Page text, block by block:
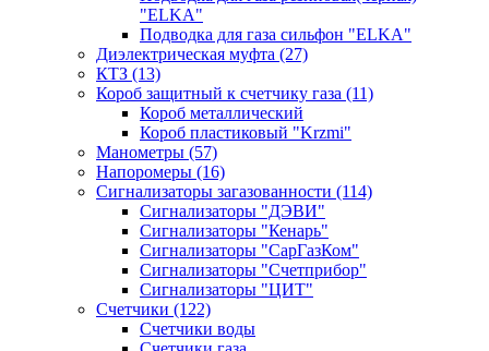
"ELKA"
Подводка для газа сильфон "ELKA"
Диэлектрическая муфта (27)
КТЗ (13)
Короб защитный к счетчику газа (11)
Короб металлический
Короб пластиковый "Krzmi"
Манометры (57)
Напоромеры (16)
Сигнализаторы загазованности (114)
Сигнализаторы "ДЭВИ"
Сигнализаторы "Кенарь"
Сигнализаторы "СарГазКом"
Сигнализаторы "Счетприбор"
Сигнализаторы "ЦИТ"
Счетчики (122)
Счетчики воды